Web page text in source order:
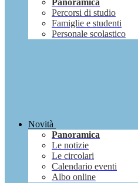
Panoramica
Percorsi di studio
Famiglie e studenti
Personale scolastico
Novità
Panoramica
Le notizie
Le circolari
Calendario eventi
Albo online